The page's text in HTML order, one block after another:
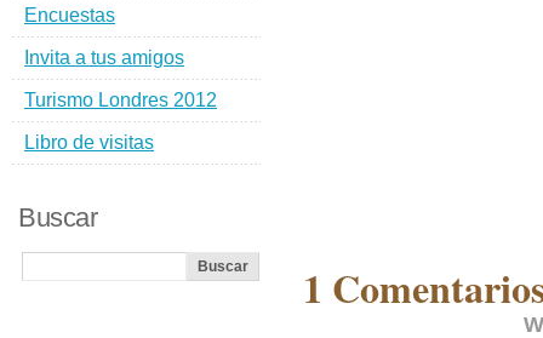
1
Encuestas
Invita a tus amigos
Turismo Londres 2012
Libro de visitas
Buscar